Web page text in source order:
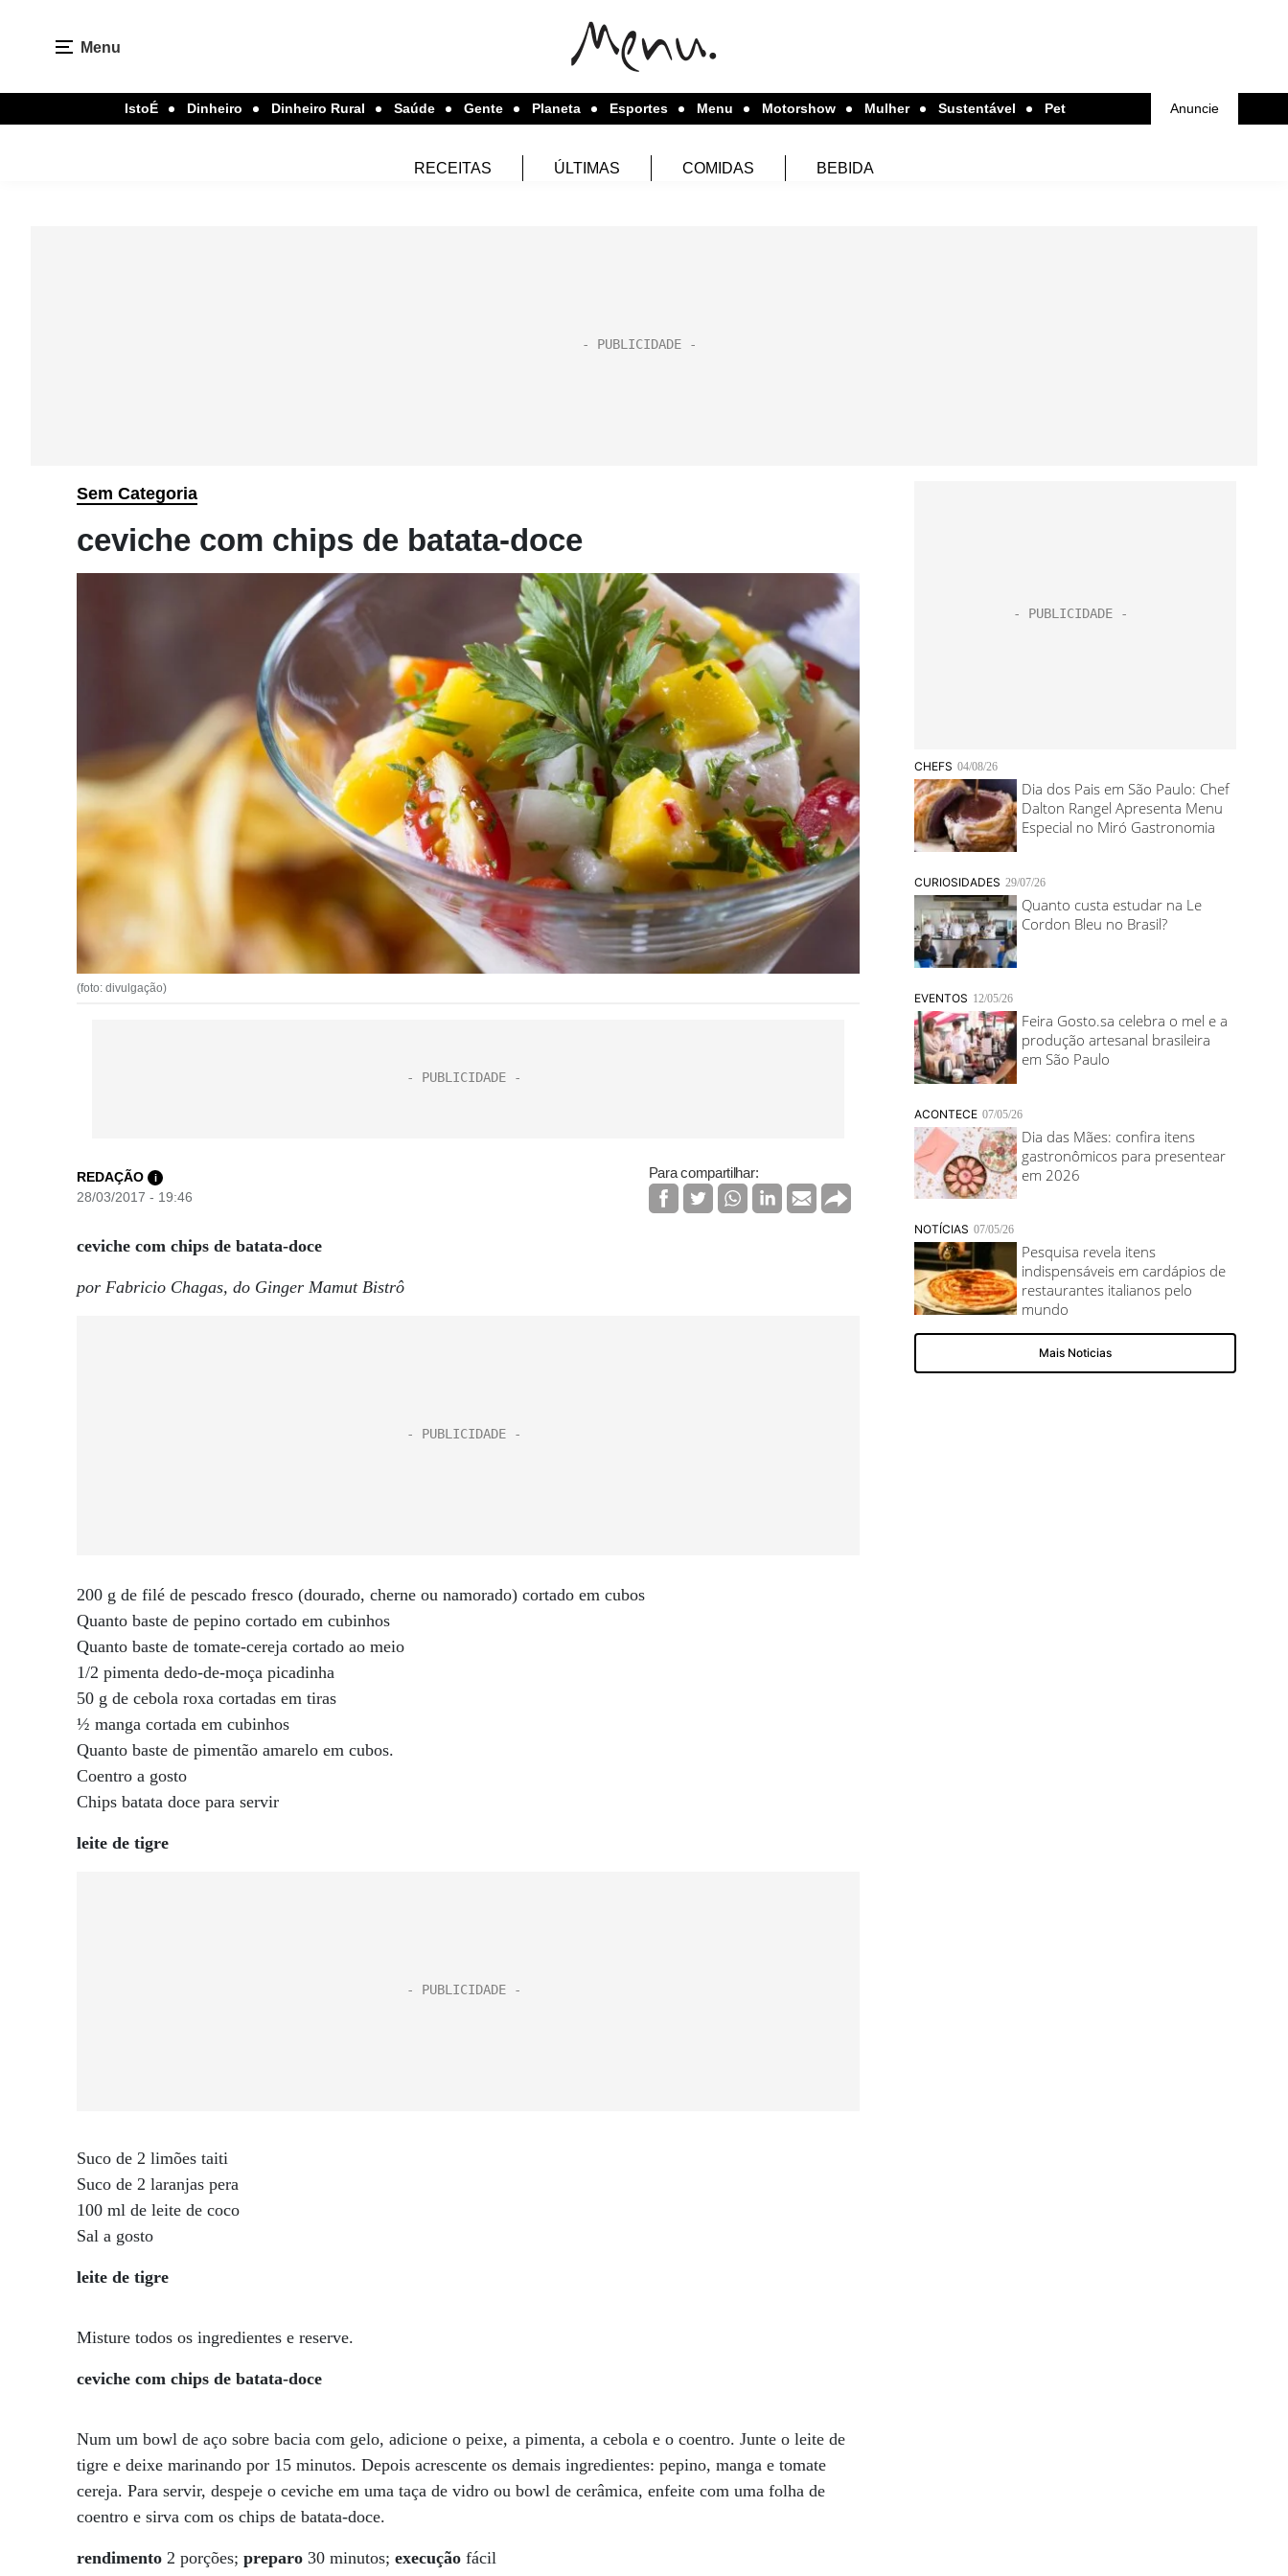
Menu
IstoÉ Dinheiro Dinheiro Rural Saúde Gente Planeta Esportes Menu Motorshow Mulher Sustentável Pet Anuncie
RECEITAS ÚLTIMAS COMIDAS BEBIDA
Sem Categoria
ceviche com chips de batata-doce
(foto: divulgação)
REDAÇÃO i
28/03/2017 - 19:46
Para compartilhar:
ceviche com chips de batata-doce
por Fabricio Chagas, do Ginger Mamut Bistrô
200 g de filé de pescado fresco (dourado, cherne ou namorado) cortado em cubos
Quanto baste de pepino cortado em cubinhos
Quanto baste de tomate-cereja cortado ao meio
1/2 pimenta dedo-de-moça picadinha
50 g de cebola roxa cortadas em tiras
½ manga cortada em cubinhos
Quanto baste de pimentão amarelo em cubos.
Coentro a gosto
Chips batata doce para servir
leite de tigre
Suco de 2 limões taiti
Suco de 2 laranjas pera
100 ml de leite de coco
Sal a gosto
leite de tigre
Misture todos os ingredientes e reserve.
ceviche com chips de batata-doce
Num um bowl de aço sobre bacia com gelo, adicione o peixe, a pimenta, a cebola e o coentro. Junte o leite de
tigre e deixe marinando por 15 minutos. Depois acrescente os demais ingredientes: pepino, manga e tomate
cereja. Para servir, despeje o ceviche em uma taça de vidro ou bowl de cerâmica, enfeite com uma folha de
coentro e sirva com os chips de batata-doce.
rendimento 2 porções; preparo 30 minutos; execução fácil